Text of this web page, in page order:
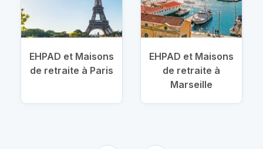
EHPAD et Maisons
de retraite à Paris
EHPAD et Maisons
de retraite à
Marseille